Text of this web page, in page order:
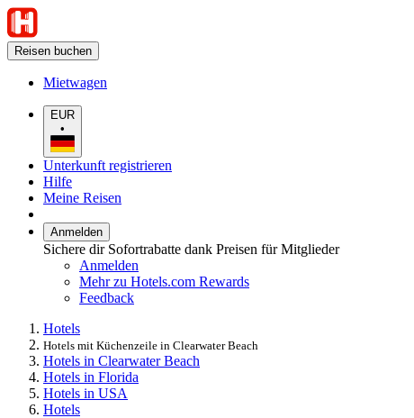
Reisen buchen
Mietwagen
EUR
•
Unterkunft registrieren
Hilfe
Meine Reisen
Anmelden
Sichere dir Sofortrabatte dank Preisen für Mitglieder
Anmelden
Mehr zu Hotels.com Rewards
Feedback
Hotels
Hotels mit Küchenzeile in Clearwater Beach
Hotels in Clearwater Beach
Hotels in Florida
Hotels in USA
Hotels